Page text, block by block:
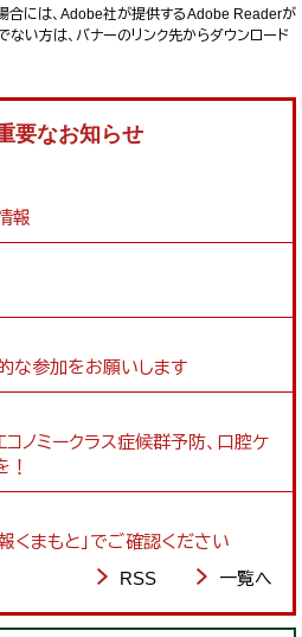
合には、Adobe社が提供するAdobe Readerが
い方は、バナーのリンク先からダウンロード
要なお知らせ
報
な参加をお願いします
ノミークラス症候群予防、口腔ケ
！
くまもと」でご確認ください
RSS
一覧へ